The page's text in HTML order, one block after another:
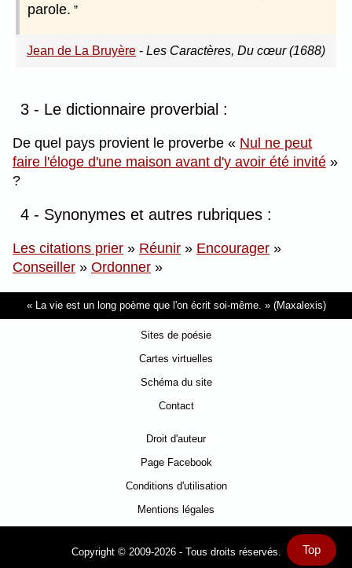
parole.
Jean de La Bruyère - Les Caractères, Du cœur (1688)
3 - Le dictionnaire proverbial :
De quel pays provient le proverbe
Nul ne peut
faire l'éloge d'une maison avant d'y avoir été invité
?
4 - Synonymes et autres rubriques :
Les citations prier » Réunir » Encourager »
Conseiller » Ordonner »
Top
La vie est un long poème que l'on écrit soi-même. (Maxalexis)
Sites de poésie
Cartes virtuelles
Schéma du site
Contact
Droit d'auteur
Page Facebook
Conditions d'utilisation
Mentions légales
Copyright © 2009-2026 - Tous droits réservés.